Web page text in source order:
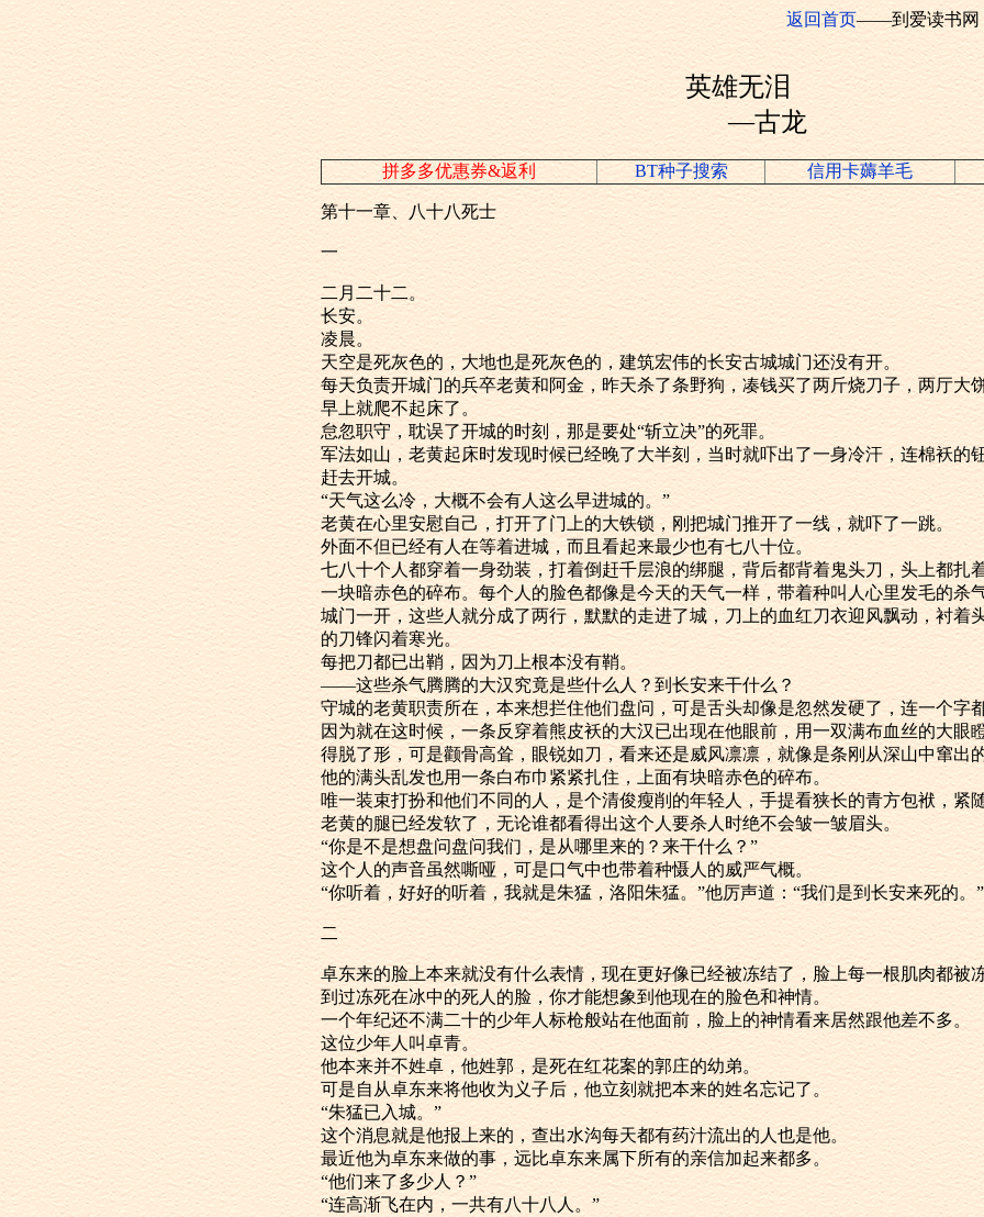
返回首页——到爱读书
英雄无泪
—古龙
拼多多优惠券&返利 BT种子搜索 信用卡薅羊毛
第十一章、八十八死士
一
二月二十二。
长安。
凌晨。
天空是死灰色的，大地也是死灰色的，建筑宏伟的长安古城城门还没有开。
每天负责开城门的兵卒老黄和阿金，昨天杀了条野狗，凑钱买了两斤烧刀子，两厅
早上就爬不起床了。
怠忽职守，耽误了开城的时刻，那是要处“斩立决”的死罪。
军法如山，老黄起床时发现时候已经晚了大半刻，当时就吓出了一身冷汗，连棉袄
赶去开城。
“天气这么冷，大概不会有人这么早进城的。”
老黄在心里安慰自己，打开了门上的大铁锁，刚把城门推开了一线，就吓了一跳。
外面不但已经有人在等着进城，而且看起来最少也有七八十位。
七八十个人都穿着一身劲装，打着倒赶千层浪的绑腿，背后都背着鬼头刀，头上都
一块暗赤色的碎布。每个人的脸色都像是今天的天气一样，带着种叫人心里发毛的杀
城门一开，这些人就分成了两行，默默的走进了城，刀上的血红刀衣迎风飘动，衬
的刀锋闪着寒光。
每把刀都已出鞘，因为刀上根本没有鞘。
——这些杀气腾腾的大汉究竟是些什么人？到长安来干什么？
守城的老黄职责所在，本来想拦住他们盘问，可是舌头却像是忽然发硬了，连一个字
因为就在这时候，一条反穿着熊皮袄的大汉已出现在他眼前，用一双满布血丝的大
得脱了形，可是颧骨高耸，眼锐如刀，看来还是威风凛凛，就像是条刚从深山中窜出
他的满头乱发也用一条白布巾紧紧扎住，上面有块暗赤色的碎布。
唯一装束打扮和他们不同的人，是个清俊瘦削的年轻人，手提看狭长的青方包袱，紧
老黄的腿已经发软了，无论谁都看得出这个人要杀人时绝不会皱一皱眉头。
“你是不是想盘问盘问我们，是从哪里来的？来干什么？”
这个人的声音虽然嘶哑，可是口气中也带着种慑人的威严气概。
“你听着，好好的听着，我就是朱猛，洛阳朱猛。”他厉声道：“我们是到长安来死的。”
二
卓东来的脸上本来就没有什么表情，现在更好像已经被冻结了，脸上每一根肌肉都
到过冻死在冰中的死人的脸，你才能想象到他现在的脸色和神情。
一个年纪还不满二十的少年人标枪般站在他面前，脸上的神情看来居然跟他差不多。
这位少年人叫卓青。
他本来并不姓卓，他姓郭，是死在红花案的郭庄的幼弟。
可是自从卓东来将他收为义子后，他立刻就把本来的姓名忘记了。
“朱猛已入城。”
这个消息就是他报上来的，查出水沟每天都有药汁流出的人也是他。
最近他为卓东来做的事，远比卓东来属下所有的亲信加起来都多。
“他们来了多少人？”
“连高渐飞在内，一共有八十八人。”